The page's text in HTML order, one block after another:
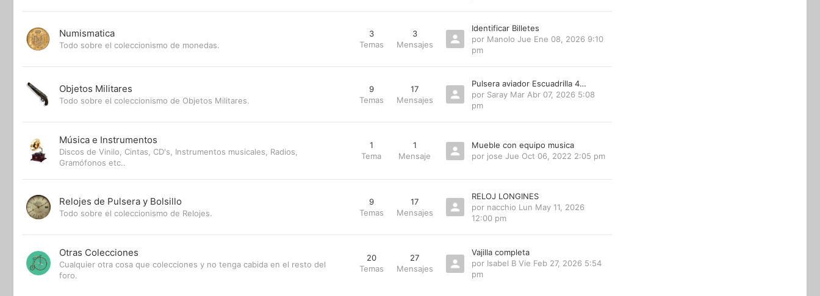
Numismatica
Todo sobre el coleccionismo de monedas.
3
Temas
3
Mensajes
Identificar Billetes
por Manolo Jue Ene 08, 2026 9:10
pm
Objetos Militares
Todo sobre el coleccionismo de Objetos Militares.
9
Temas
17
Mensajes
Pulsera aviador Escuadrilla 4…
por Saray Mar Abr 07, 2026 5:08
pm
Música e Instrumentos
Discos de Vinilo, Cintas, CD's, Instrumentos musicales, Radios,
Gramófonos etc..
1
Tema
1
Mensaje
Mueble con equipo musica
por jose Jue Oct 06, 2022 2:05 pm
Relojes de Pulsera y Bolsillo
Todo sobre el coleccionismo de Relojes.
9
Temas
17
Mensajes
RELOJ LONGINES
por nacchio Lun May 11, 2026
12:00 pm
Otras Colecciones
Cualquier otra cosa que colecciones y no tenga cabida en el resto del
foro.
20
Temas
27
Mensajes
Vajilla completa
por Isabel B Vie Feb 27, 2026 5:54
pm